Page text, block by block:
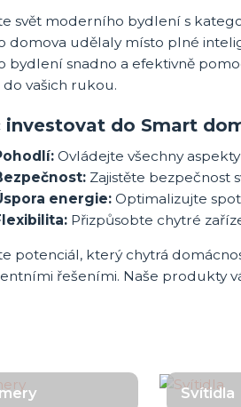
svět moderního bydlení s
domova udělaly místo plné
bydlení snadno a efektivně
vašich rukou.
investovat do Smart
Ovládejte všechny
Zajistěte bezpečnost
energie: Optimalizujte
Přizpůsobte chytré
potenciál, který chytrá
řešeními. Naše produkty
Svítidla